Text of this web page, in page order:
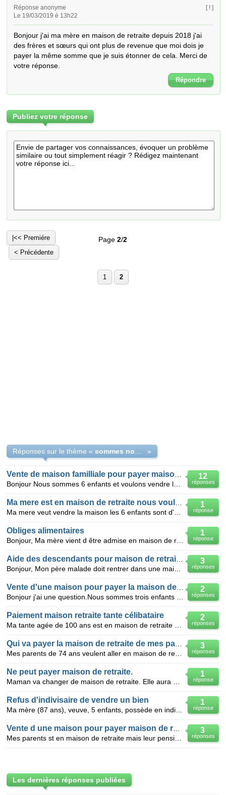
Réponse anonyme
Le 19/03/2019 é 13h22
[ ! ]
Bonjour j'ai ma mère en maison de retraite depuis 2018 j'ai
des frères et sœurs qui ont plus de revenue que moi dois je
payer la même somme que je suis étonner de cela. Merci de
votre réponse.
Répondre
Publiez votre réponse
|<< Premiére
< Précédente
Page2/2
1 2
Réponses sur le thème « »
12
réponses
1
réponse
1
réponse
Obliges alimentaires
3
réponses
2
réponses
2
réponses
Paiement maison retraite tante célibataire
3
réponses
1
réponse
Ne peut payer maison de retraite.
1
réponse
Refus d'indivisaire de vendre un bien
3
réponses
Les dernières réponses publiées